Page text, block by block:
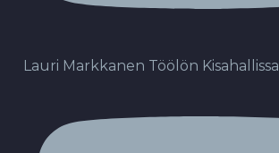
Lauri Markkanen Töölön Kisahallissa